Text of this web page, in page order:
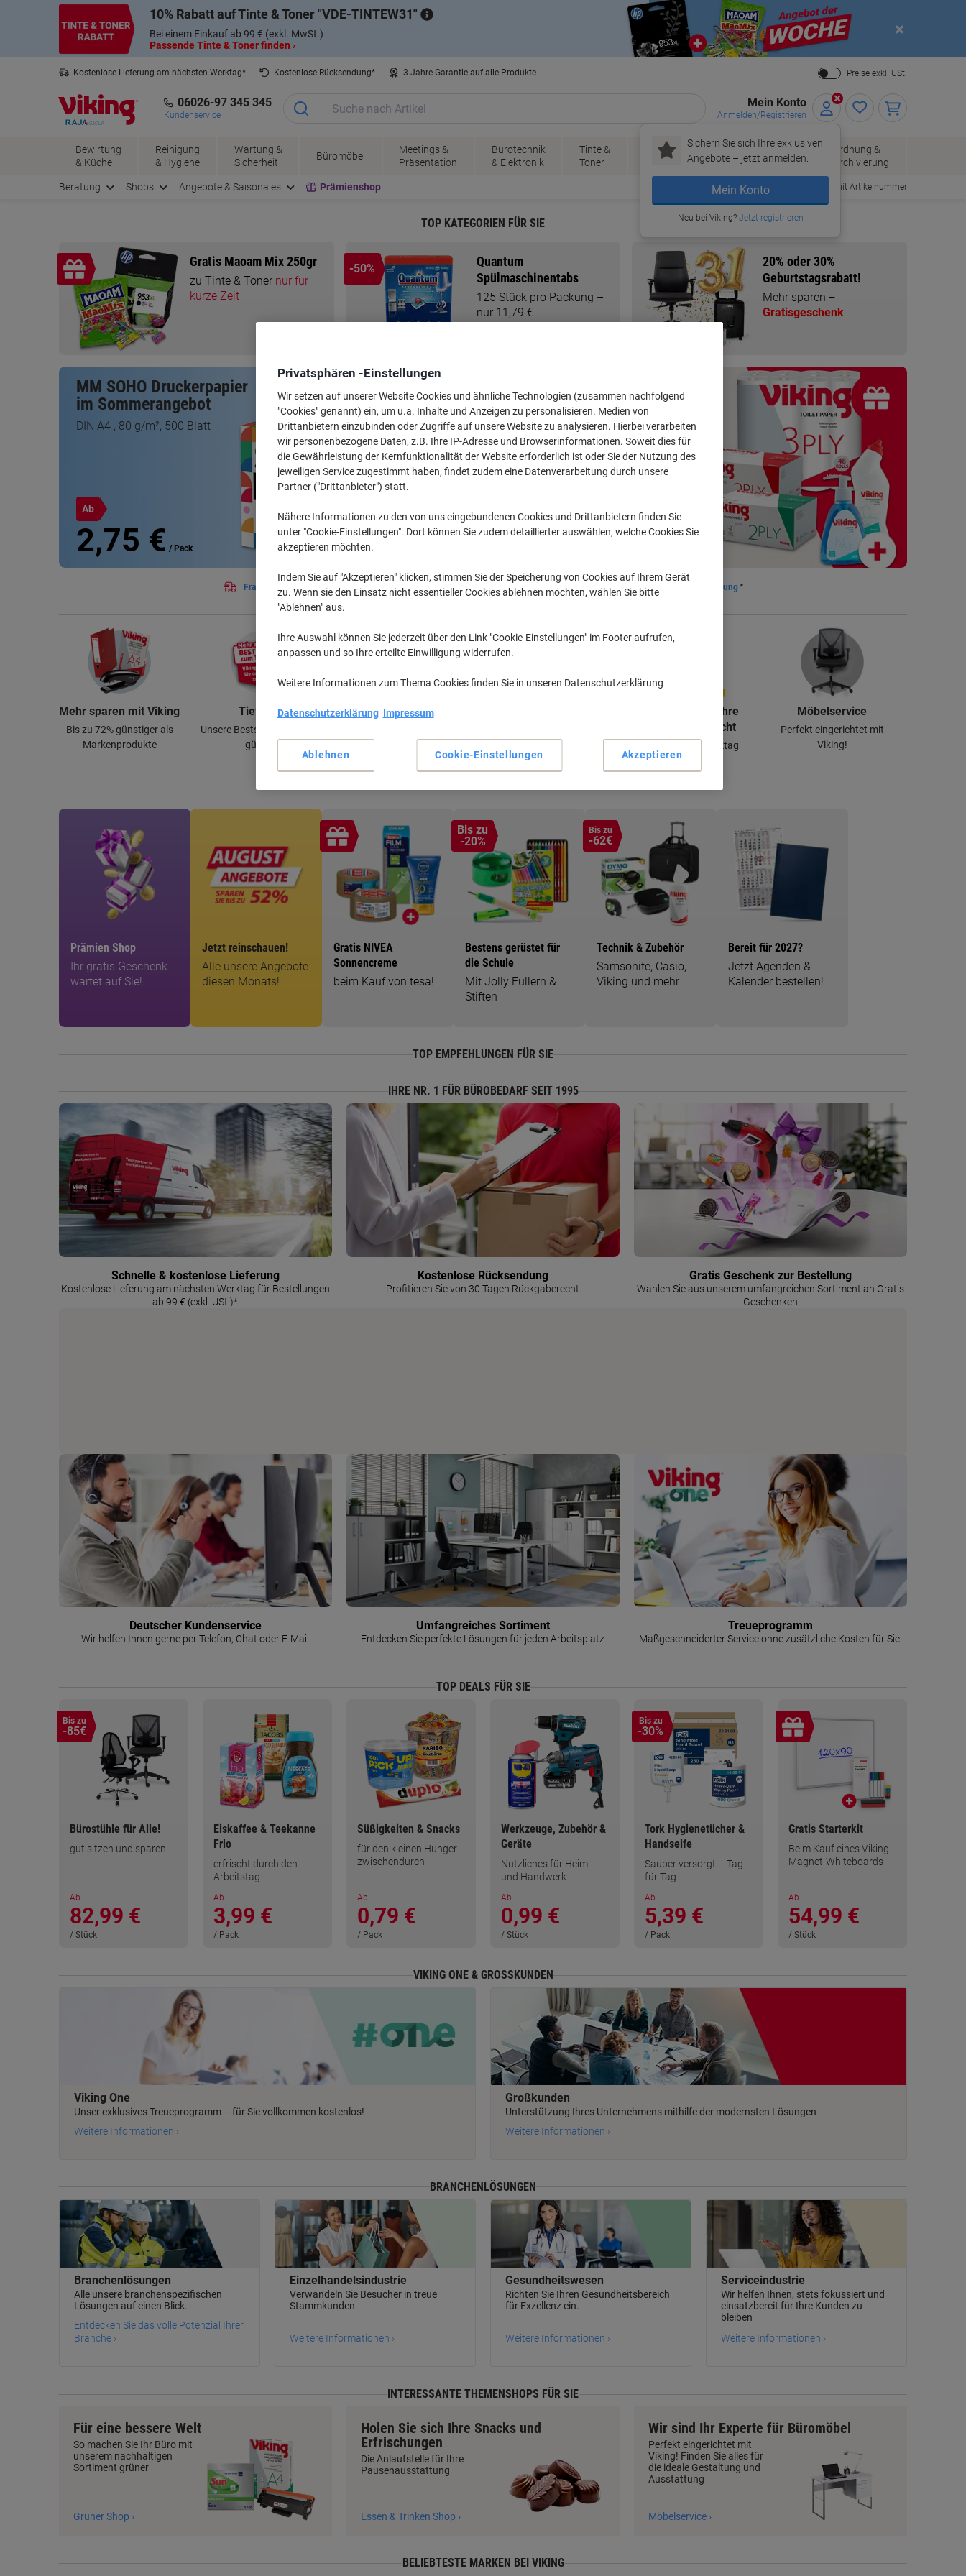
10% Rabatt auf Tinte & Toner VDE-TINTEW31
Bei einem Einkauf ab 99 € (exkl. MwSt.)
Passende Tinte & Toner finden ›
Close
Kostenlose Lieferung am nächsten Werktag* Kostenlose Rücksendung* 3 Jahre Garantie auf alle Produkte Preise exkl. USt.
06026-97 345 345
Kundenservice
Mein Konto
Anmelden/Registrieren
Sichern Sie sich Ihre exklusiven
Angebote – jetzt anmelden.
Mein Konto
Neu bei Viking?Jetzt registrieren
Bewirtung
& Küche
Reinigung
& Hygiene
Wartung &
Sicherheit
Büromöbel
Meetings &
Präsentation
Bürotechnik
& Elektronik
Tinte &
Toner
Papier, Versand
& Pakete
Bürobedarf
Ordnung &
Archivierung
Beratung Shops Angebote & Saisonales Prämienshop Bestellen mit Artikelnummer
TOP KATEGORIEN FÜR SIE
MM SOHO Druckerpapier
im Sommerangebot
DIN A4 , 80 g/m², 500 Blatt
Tiefpreis
Ab
2,75 € / Pack
Gratis Handseife/
Toilettenreiniger
zu 2x Handtücher/Toilettenpapier
16,09 €
Gratis Maoam Mix 250gr
zu Tinte & Toner nur für
kurze Zeit
Quantum
Spülmaschinentabs
125 Stück pro Packung –
nur 11,79 €
-50%
20% oder 30%
Geburtstagsrabatt!
Mehr sparen +
Gratisgeschenk
Frachtkostenfreie Lieferung ab 99 € (exkl. USt.) Zustellung am nächsten Werktag Kostenlose Rücksendung *
VIKING ONE & GROSSKUNDEN
Viking One
Unser exklusives Treueprogramm – für Sie vollkommen kostenlos!
Weitere Informationen ›
Großkunden
Unterstützung Ihres Unternehmens mithilfe der modernsten Lösungen
Weitere Informationen ›
BRANCHENLÖSUNGEN
Branchenlösungen
Alle unsere branchenspezifischen
Lösungen auf einen Blick.
Entdecken Sie das volle Potenzial Ihrer
Branche ›
Einzelhandelsindustrie
Verwandeln Sie Besucher in treue
Stammkunden
Weitere Informationen ›
Gesundheitswesen
Richten Sie Ihren Gesundheitsbereich
für Exzellenz ein.
Weitere Informationen ›
Serviceindustrie
Wir helfen Ihnen, stets fokussiert und
einsatzbereit für Ihre Kunden zu
bleiben
Weitere Informationen ›
TOP EMPFEHLUNGEN FÜR SIE
Prämien Shop
Ihr gratis Geschenk
wartet auf Sie!
Jetzt reinschauen!
Alle unsere Angebote
diesen Monats!
Gratis NIVEA
Sonnencreme
beim Kauf von tesa!
Bestens gerüstet für
die Schule
Mit Jolly Füllern &
Stiften
Bis zu
-20%
Technik & Zubehör
Samsonite, Casio,
Viking und mehr
Bis zu
-62€
Bereit für 2027?
Jetzt Agenden &
Kalender bestellen!
Mehr sparen mit Viking
Bis zu 72% günstiger als
Markenprodukte
Tiefpreis
Unsere Bestseller dauerhaft
günstig
Neu bei Viking
Vergessen Sie Ihre
Briefmarken nicht
Am nächsten Werktag
geliefert
Möbelservice
Perfekt eingerichtet mit
Viking!
IHRE NR. 1 FÜR BÜROBEDARF SEIT 1995
Schnelle & kostenlose Lieferung
Kostenlose Lieferung am nächsten Werktag für Bestellungen
ab 99 € (exkl. USt.)*
Kostenlose Rücksendung
Profitieren Sie von 30 Tagen Rückgaberecht
Gratis Geschenk zur Bestellung
Wählen Sie aus unserem umfangreichen Sortiment an Gratis
Geschenken
Deutscher Kundenservice
Wir helfen Ihnen gerne per Telefon, Chat oder E-Mail
Umfangreiches Sortiment
Entdecken Sie perfekte Lösungen für jeden Arbeitsplatz
Treueprogramm
Maßgeschneiderter Service ohne zusätzliche Kosten für Sie!
TOP DEALS FÜR SIE
Bürostühle für Alle!
gut sitzen und sparen
Bis zu
-85€
Ab
82,99 €
/ Stück
Eiskaffee & Teekanne
Frio
erfrischt durch den
Arbeitstag
Ab
3,99 €
/ Pack
Süßigkeiten & Snacks
für den kleinen Hunger
zwischendurch
Ab
0,79 €
/ Pack
Werkzeuge, Zubehör &
Geräte
Nützliches für Heim-
und Handwerk
Ab
0,99 €
/ Stück
Tork Hygienetücher &
Handseife
Sauber versorgt – Tag
für Tag
Bis zu
-30%
Ab
5,39 €
/ Pack
Gratis Starterkit
Beim Kauf eines Viking
Magnet-Whiteboards
Ab
54,99 €
/ Stück
INTERESSANTE THEMENSHOPS FÜR SIE
Für eine bessere Welt
So machen Sie Ihr Büro mit
unserem nachhaltigen
Sortiment grüner
Grüner Shop ›
Holen Sie sich Ihre Snacks und
Erfrischungen
Die Anlaufstelle für Ihre
Pausenausstattung
Essen & Trinken Shop ›
Wir sind Ihr Experte für Büromöbel
Perfekt eingerichtet mit
Viking! Finden Sie alles für
die ideale Gestaltung und
Ausstattung
Möbelservice ›
BELIEBTESTE MARKEN BEI VIKING
Privatsphären -Einstellungen
Wir setzen auf unserer Website Cookies und ähnliche Technologien (zusammen nachfolgend
"Cookies" genannt) ein, um u.a. Inhalte und Anzeigen zu personalisieren. Medien von
Drittanbietern einzubinden oder Zugriffe auf unsere Website zu analysieren. Hierbei verarbeiten
wir personenbezogene Daten, z.B. Ihre IP-Adresse und Browserinformationen. Soweit dies für
die Gewährleistung der Kernfunktionalität der Website erforderlich ist oder Sie der Nutzung des
jeweiligen Service zugestimmt haben, findet zudem eine Datenverarbeitung durch unsere
Partner ("Drittanbieter") statt.
Nähere Informationen zu den von uns eingebundenen Cookies und Drittanbietern finden Sie
unter "Cookie-Einstellungen". Dort können Sie zudem detaillierter auswählen, welche Cookies Sie
akzeptieren möchten.
Indem Sie auf "Akzeptieren" klicken, stimmen Sie der Speicherung von Cookies auf Ihrem Gerät
zu. Wenn sie den Einsatz nicht essentieller Cookies ablehnen möchten, wählen Sie bitte
"Ablehnen" aus.
Ihre Auswahl können Sie jederzeit über den Link "Cookie-Einstellungen" im Footer aufrufen,
anpassen und so Ihre erteilte Einwilligung widerrufen.
Weitere Informationen zum Thema Cookies finden Sie in unseren Datenschutzerklärung
Datenschutzerklärung Impressum
Cookie-Einstellungen
Ablehnen Akzeptieren